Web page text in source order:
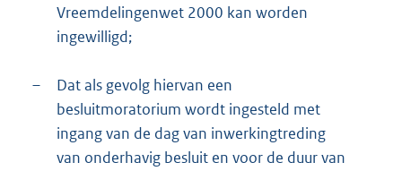
Vreemdelingenwet 2000 kan worden
ingewilligd;
–
Dat als gevolg hiervan een
besluitmoratorium wordt ingesteld met
ingang van de dag van inwerkingtreding
van onderhavig besluit en voor de duur van